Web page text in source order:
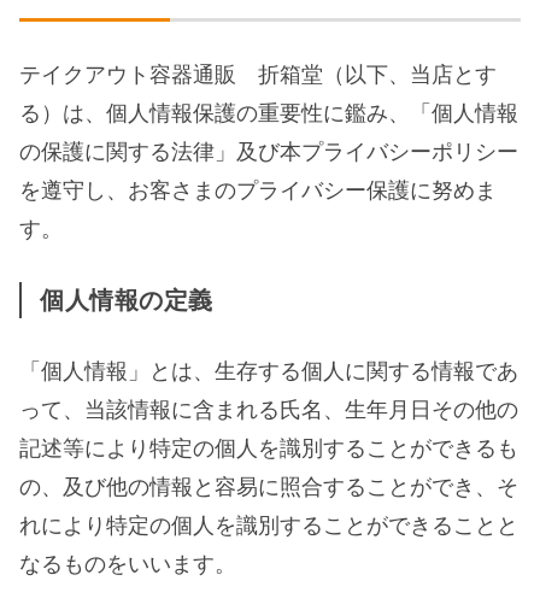
テイクアウト容器通販 折箱堂（以下、当店とす
る）は、個人情報保護の重要性に鑑み、「個人情報
の保護に関する法律」及び本プライバシーポリシー
を遵守し、お客さまのプライバシー保護に努めま
す。
個人情報の定義
「個人情報」とは、生存する個人に関する情報であ
って、当該情報に含まれる氏名、生年月日その他の
記述等により特定の個人を識別することができるも
の、及び他の情報と容易に照合することができ、そ
れにより特定の個人を識別することができることと
なるものをいいます。